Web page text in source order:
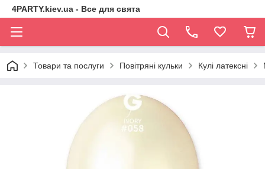
4PARTY.kiev.ua - Все для свята
Товари та послуги Повітряні кульки Кулі латексні